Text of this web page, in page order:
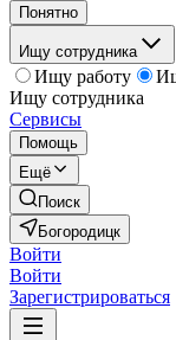
Понятно
Ищу сотрудника
Ищу работу
Ищу сотрудника
Сервисы
Помощь
Ещё
Поиск
Богородицк
Войти
Войти
Зарегистрироваться